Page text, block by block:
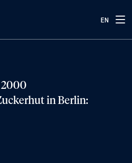
EN
2000
in Berlin: